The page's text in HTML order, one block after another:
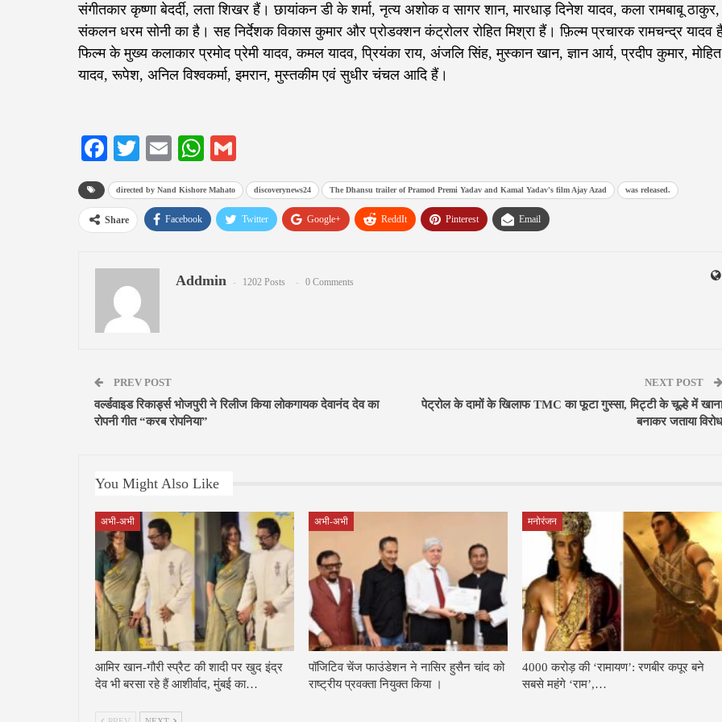
संगीतकार कृष्णा बेदर्दी, लता शिखर हैं। छायांकन डी के शर्मा, नृत्य अशोक व सागर शान, मारधाड़ दिनेश यादव, कला रामबाबू ठाकुर,
संकलन धरम सोनी का है। सह निर्देशक विकास कुमार और प्रोडक्शन कंट्रोलर रोहित मिश्रा हैं। फ़िल्म प्रचारक रामचन्द्र यादव
फिल्म के मुख्य कलाकार प्रमोद प्रेमी यादव, कमल यादव, प्रियंका राय, अंजलि सिंह, मुस्कान खान, ज्ञान आर्य, प्रदीप कुमार, मोहित
यादव, रूपेश, अनिल विश्वकर्मा, इमरान, मुस्तकीम एवं सुधीर चंचल आदि हैं।
Facebook
TwitterEmailWhatsApp
directed by Nand Kishore Mahato discoverynews24 The Dhansu trailer of Pramod Premi Yadav and Kamal Yadav's film Ajay Azad was released.
Share Facebook Twitter Google+ ReddIt Pinterest Email
Addmin 1202 Posts 0 Comments
PREV POST
वर्ल्डवाइड रिकार्ड्स भोजपुरी ने रिलीज किया लोकगायक देवानंद देव का
रोपनी गीत “करब रोपनिया”
NEXT POST
पेट्रोल के दामों के खिलाफ TMC का फूटा गुस्सा, मिट्टी के चूल्हे में खाना
बनाकर जताया विरोध
You Might Also Like
अभी-अभी
आमिर खान-गौरी स्प्रैट की शादी पर खुद इंद्र
देव भी बरसा रहे हैं आशीर्वाद, मुंबई का…
अभी-अभी
पॉजिटिव चेंज फाउंडेशन ने नासिर हुसैन चांद को
राष्ट्रीय प्रवक्ता नियुक्त किया ।
मनोरंजन
4000 करोड़ की ‘रामायण’: रणबीर कपूर बने
सबसे महंगे ‘राम’,…